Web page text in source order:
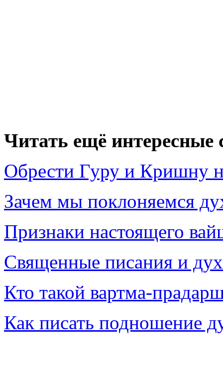
Читать ещё интересные
Обрести Гуру и Кришну
Зачем мы поклоняемся
Признаки настоящего
Священные писания и
Кто такой вартма-
Как писать подношение